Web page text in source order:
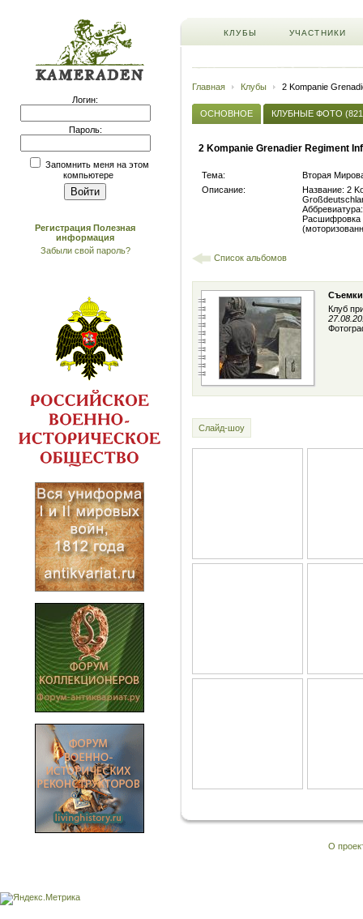
Логин:
Пароль:
Запомнить меня на этом
компьютере
Регистрация Полезная
информация
Забыли свой пароль?
КЛУБЫ УЧАСТНИКИ
Главная Клубы 2 Kompanie
ОСНОВНОЕ КЛУБНЫЕ ФОТО
2 Kompanie Grenadier Regiment
Тема:
Вторая
Описание:
Название: 2
Расшифровка
Список альбомов
Клуб
Слайд-шоу
О